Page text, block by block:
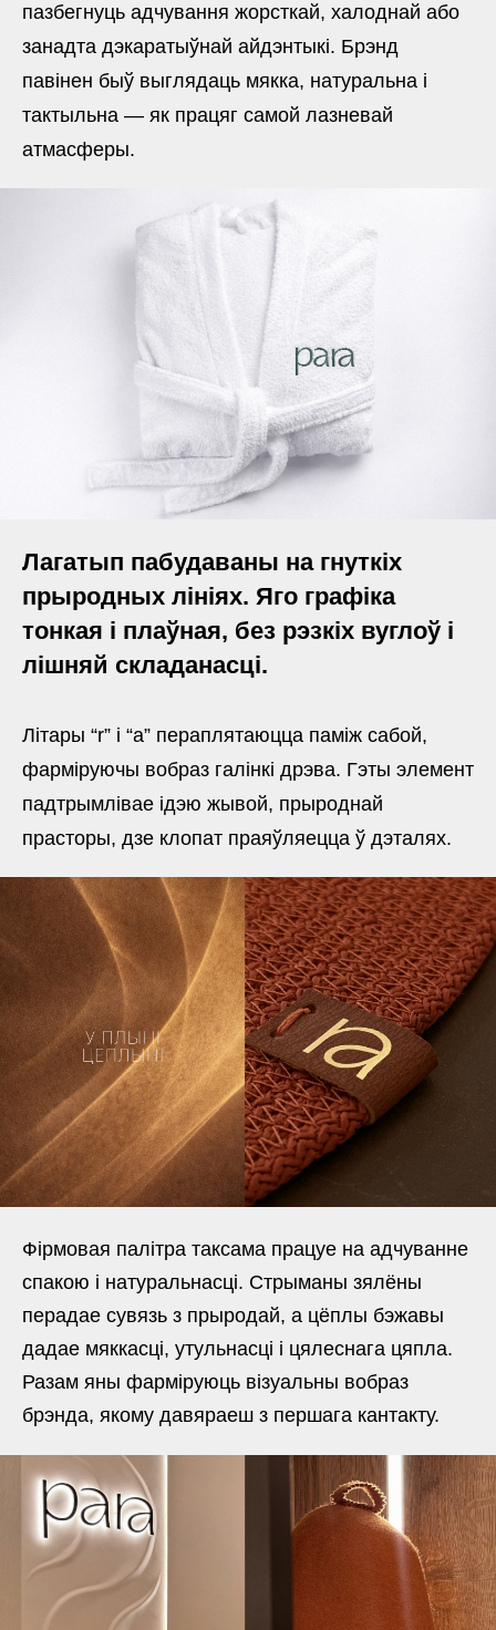
пазбегнуць адчування жорсткай, халоднай або
занадта дэкаратыўнай айдэнтыкі. Брэнд
павінен быў выглядаць мякка, натуральна і
тактыльна — як працяг самой лазневай
атмасферы.
Лагатып пабудаваны на гнуткіх
прыродных лініях. Яго графіка
тонкая і плаўная, без рэзкіх вуглоў і
лішняй складанасці.
Літары “r” і “a” пераплятаюцца паміж сабой,
фарміруючы вобраз галінкі дрэва. Гэты элемент
падтрымлівае ідэю жывой, прыроднай
прасторы, дзе клопат праяўляецца ў дэталях.
Фірмовая палітра таксама працуе на адчуванне
спакою і натуральнасці. Стрыманы зялёны
перадае сувязь з прыродай, а цёплы бэжавы
дадае мяккасці, утульнасці і цялеснага цяпла.
Разам яны фарміруюць візуальны вобраз
брэнда, якому давяраеш з першага кантакту.